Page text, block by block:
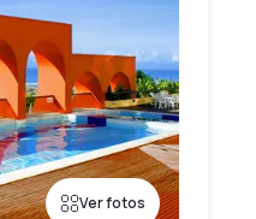
Ver fotos